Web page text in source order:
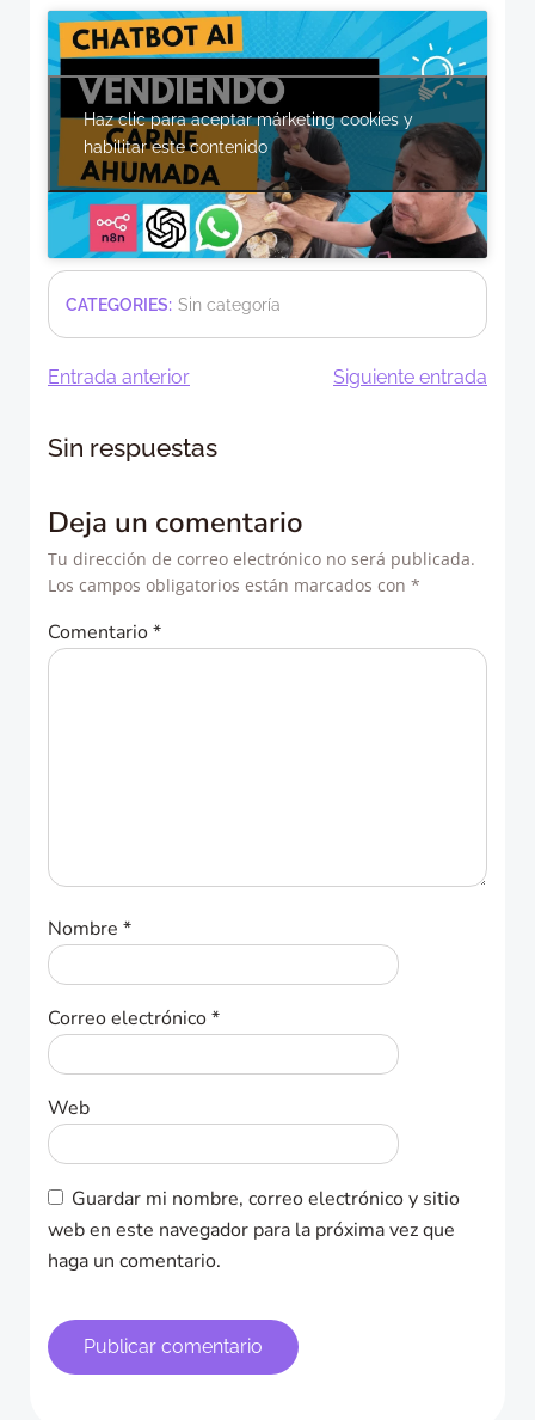
Haz clic para aceptar márketing cookies y
habilitar este contenido
CATEGORIES: Sin categoría
Navegación
de
entradas
Entrada anterior
entradas
Siguiente entrada
Sin respuestas
Deja un comentario
Tu dirección de correo electrónico no será publicada.
Los campos obligatorios están marcados con *
Comentario*
Nombre *
Correo electrónico*
Web
Guardar mi nombre, correo electrónico y sitio
web en este navegador para la próxima vez que
haga un comentario.